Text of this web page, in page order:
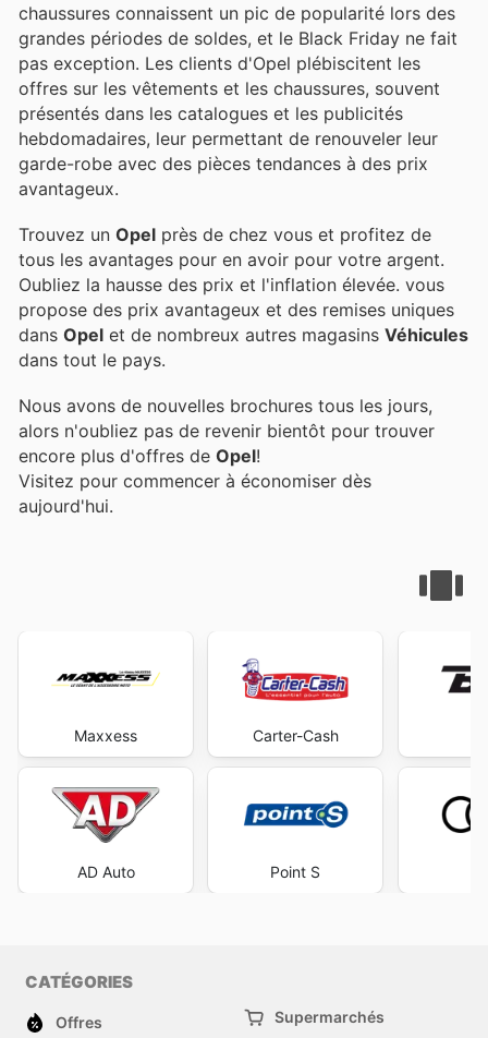
chaussures connaissent un pic de popularité lors des
grandes périodes de soldes, et le Black Friday ne fait
pas exception. Les clients d'Opel plébiscitent les
offres sur les vêtements et les chaussures, souvent
présentés dans les catalogues et les publicités
hebdomadaires, leur permettant de renouveler leur
garde-robe avec des pièces tendances à des prix
avantageux.
Trouvez un Opel près de chez vous et profitez de
tous les avantages pour en avoir pour votre argent.
Oubliez la hausse des prix et l'inflation élevée. vous
propose des prix avantageux et des remises uniques
dans Opel et de nombreux autres magasins Véhicules
dans tout le pays.
Nous avons de nouvelles brochures tous les jours,
alors n'oubliez pas de revenir bientôt pour trouver
encore plus d'offres de Opel!
Visitez pour commencer à économiser dès
aujourd'hui.
Maxxess
AD Auto
Carter-Cash
Point S
CATÉGORIES
Offres
Supermarchés